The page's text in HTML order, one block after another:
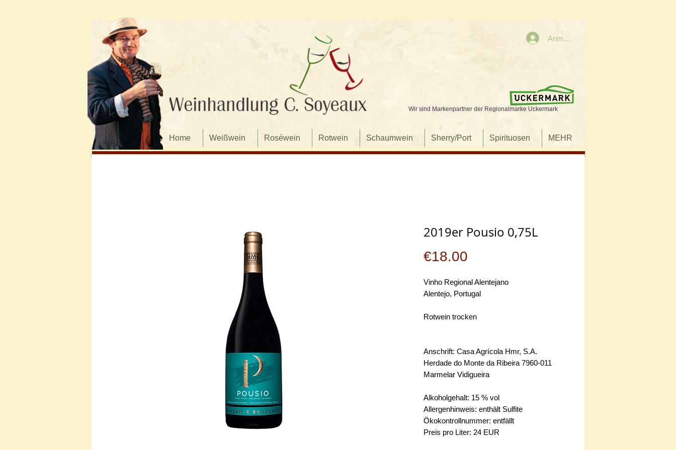
Wir sind Markenpartner der Regionalmarke Uckermark
Home Weißwein Roséwein Rotwein Schaumwein Sherry/Port Spirituosen MEHR
Anmelden
2019er Pousio 0,75L
€18.00
Vinho Regional Alentejano
Alentejo, Portugal
Rotwein trocken
Anschrift: Casa Agrícola Hmr, S.A.
Herdade do Monte da Ribeira 7960-011
Marmelar Vidigueira
Alkoholgehalt: 15 % vol
Allergenhinweis: enthält Sulfite
Ökokontrollnummer: entfällt
Preis pro Liter: 24 EUR